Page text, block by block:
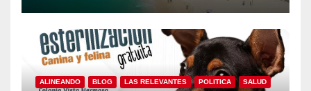
ALINEANDO BLOG LAS RELEVANTES POLITICA SALUD